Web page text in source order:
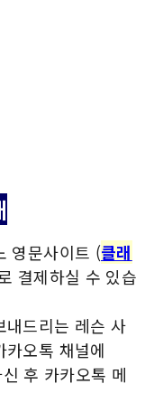
영문사이트 (클래
결제하실 수 있습
내드리는 레슨 사
오톡 채널에
후 카카오톡 메